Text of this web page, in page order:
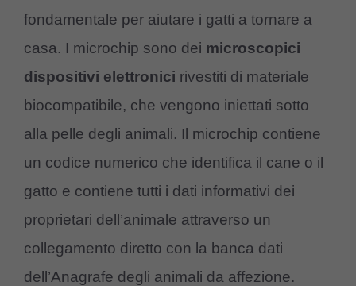
fondamentale per aiutare i gatti a tornare a
casa. I microchip sono dei microscopici
dispositivi elettronici rivestiti di materiale
biocompatibile, che vengono iniettati sotto
alla pelle degli animali. Il microchip contiene
un codice numerico che identifica il cane o il
gatto e contiene tutti i dati informativi dei
proprietari dell’animale attraverso un
collegamento diretto con la banca dati
dell’Anagrafe degli animali da affezione.